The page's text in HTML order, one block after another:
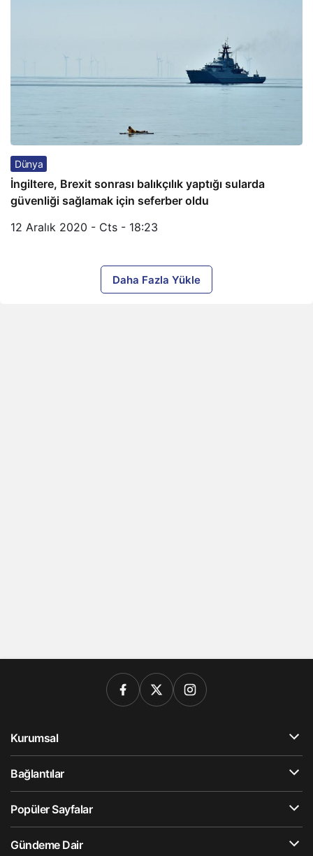
Dünya
İngiltere, Brexit sonrası balıkçılık yaptığı sularda
güvenliği sağlamak için seferber oldu
12 Aralık 2020 - Cts - 18:23
Daha Fazla Yükle
Kurumsal
Bağlantılar
Popüler Sayfalar
Gündeme Dair